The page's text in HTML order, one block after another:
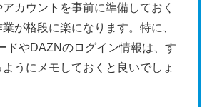
カウントを事前に準備しておく
が格段に楽になります。特に、
ドやDAZNのログイン情報は、す
うにメモしておくと良いでしょ